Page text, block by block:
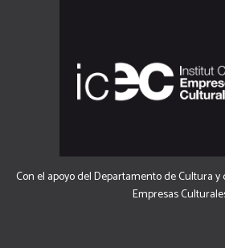
Con el apoyo del Departamento de Cultura
Empresas